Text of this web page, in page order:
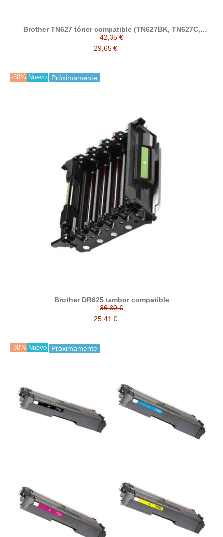
Brother TN627 tóner compatible (TN627BK, TN627C,
TN627M, TN627Y)
42,35 €
29,65 €
-30% Nuevo Próximamente
Brother DR625 tambor compatible
36,30 €
25,41 €
-30% Nuevo Próximamente